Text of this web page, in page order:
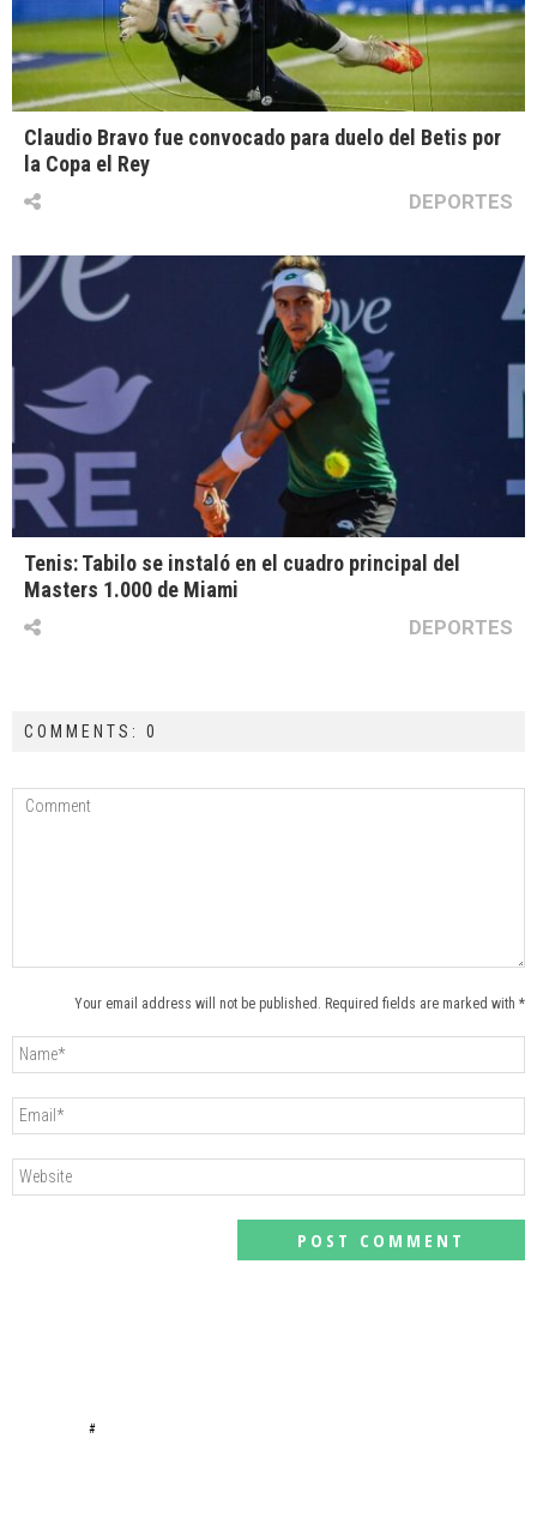
Claudio Bravo fue convocado para duelo del Betis por
la Copa el Rey
DEPORTES
Tenis: Tabilo se instaló en el cuadro principal del
Masters 1.000 de Miami
DEPORTES
COMMENTS: 0
Your email address will not be published. Required fields are marked with *
#